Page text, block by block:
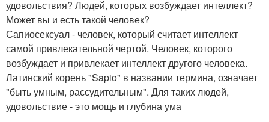
удовольствия? Людей, которых возбуждает интеллект?
Может вы и есть такой человек?
Сапиосексуал - человек, который считает интеллект
самой привлекательной чертой. Человек, которого
возбуждает и привлекает интеллект другого человека.
Латинский корень "Sapio" в названии термина, означает
"быть умным, рассудительным". Для таких людей,
удовольствие - это мощь и глубина ума